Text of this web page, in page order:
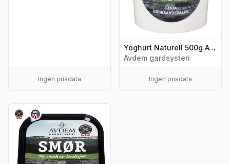
Ingen prisdata
Yoghurt Naturell 500g Avdem
Avdem gardsysteri
Ingen prisdata
Vis flere detaljer for produktet "Smør 125g Avdem"